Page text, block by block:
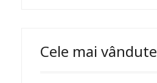
Cele mai vândute